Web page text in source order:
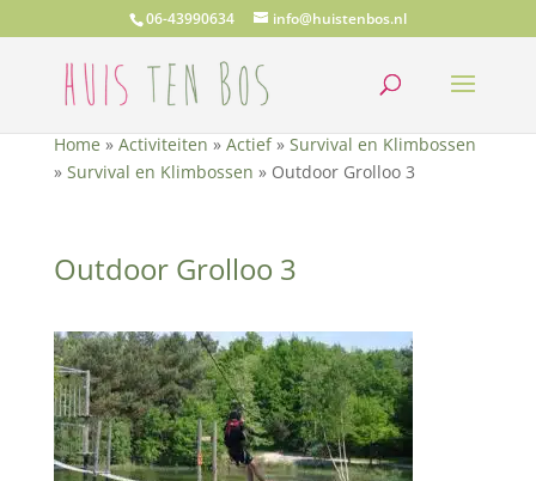
06-43990634 info@huistenbos.nl
Home » Activiteiten » Actief» Survival en Klimbossen
» Survival en Klimbossen » Outdoor Grolloo 3
Outdoor Grolloo 3